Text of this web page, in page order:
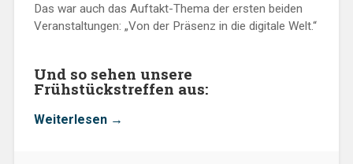
Das war auch das Auftakt-Thema der ersten beiden
Veranstaltungen: „Von der Präsenz in die digitale Welt.“
Und so sehen unsere
Frühstückstreffen aus:
Weiterlesen „Anregend
→